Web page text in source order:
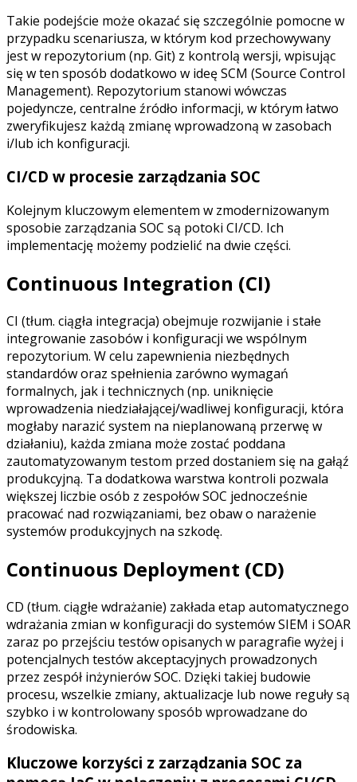
Takie podejście może okazać się szczególnie pomocne w
przypadku scenariusza, w którym kod przechowywany
jest w repozytorium (np. Git) z kontrolą wersji, wpisując
się w ten sposób dodatkowo w ideę SCM (Source Control
Management). Repozytorium stanowi wówczas
pojedyncze, centralne źródło informacji, w którym łatwo
zweryfikujesz każdą zmianę wprowadzoną w zasobach
i/lub ich konfiguracji.
CI/CD w procesie zarządzania SOC
Kolejnym kluczowym elementem w zmodernizowanym
sposobie zarządzania SOC są potoki CI/CD. Ich
implementację możemy podzielić na dwie części.
Continuous Integration (CI)
CI (tłum. ciągła integracja) obejmuje rozwijanie i stałe
integrowanie zasobów i konfiguracji we wspólnym
repozytorium. W celu zapewnienia niezbędnych
standardów oraz spełnienia zarówno wymagań
formalnych, jak i technicznych (np. uniknięcie
wprowadzenia niedziałającej/wadliwej konfiguracji, która
mogłaby narazić system na nieplanowaną przerwę w
działaniu), każda zmiana może zostać poddana
zautomatyzowanym testom przed dostaniem się na gałąź
produkcyjną. Ta dodatkowa warstwa kontroli pozwala
większej liczbie osób z zespołów SOC jednocześnie
pracować nad rozwiązaniami, bez obaw o narażenie
systemów produkcyjnych na szkodę.
Continuous Deployment (CD)
CD (tłum. ciągłe wdrażanie) zakłada etap automatycznego
wdrażania zmian w konfiguracji do systemów SIEM i SOAR
zaraz po przejściu testów opisanych w paragrafie wyżej i
potencjalnych testów akceptacyjnych prowadzonych
przez zespół inżynierów SOC. Dzięki takiej budowie
procesu, wszelkie zmiany, aktualizacje lub nowe reguły są
szybko i w kontrolowany sposób wprowadzane do
środowiska.
Kluczowe korzyści z zarządzania SOC za